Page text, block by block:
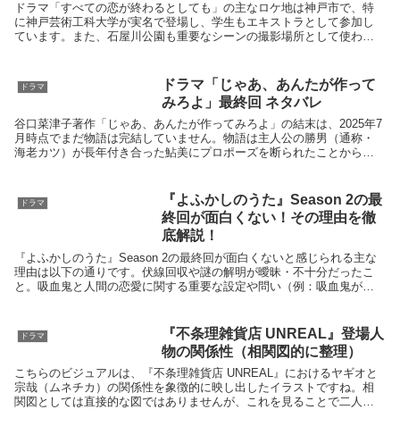
ドラマ「すべての恋が終わるとしても」の主なロケ地は神戸市で、特
に神戸芸術工科大学が実名で登場し、学生もエキストラとして参加し
ています。また、石屋川公園も重要なシーンの撮影場所として使われ
ドラマ
ドラマ「じゃあ、あんたが作って
みろよ」最終回 ネタバレ
谷口菜津子著作「じゃあ、あんたが作ってみろよ」の結末は、2025年7
月時点でまだ物語は完結していません。物語は主人公の勝男（通称・
海老カツ）が長年付き合った鮎美にプロポーズを断られたことから始
ドラマ
『よふかしのうた』Season 2の最
終回が面白くない！その理由を徹
底解説！
『よふかしのうた』Season 2の最終回が面白くないと感じられる主な
理由は以下の通りです。伏線回収や謎の解明が曖昧・不十分だったこ
と。吸血鬼と人間の恋愛に関する重要な設定や問い（例：吸血鬼が人
ドラマ
『不条理雑貨店 UNREAL』登場人
物の関係性（相関図的に整理）
こちらのビジュアルは、『不条理雑貨店 UNREAL』におけるヤギオと
宗哉（ムネチカ）の関係性を象徴的に映し出したイラストですね。相
関図としては直接的な図ではありませんが、これを見ることで二人の